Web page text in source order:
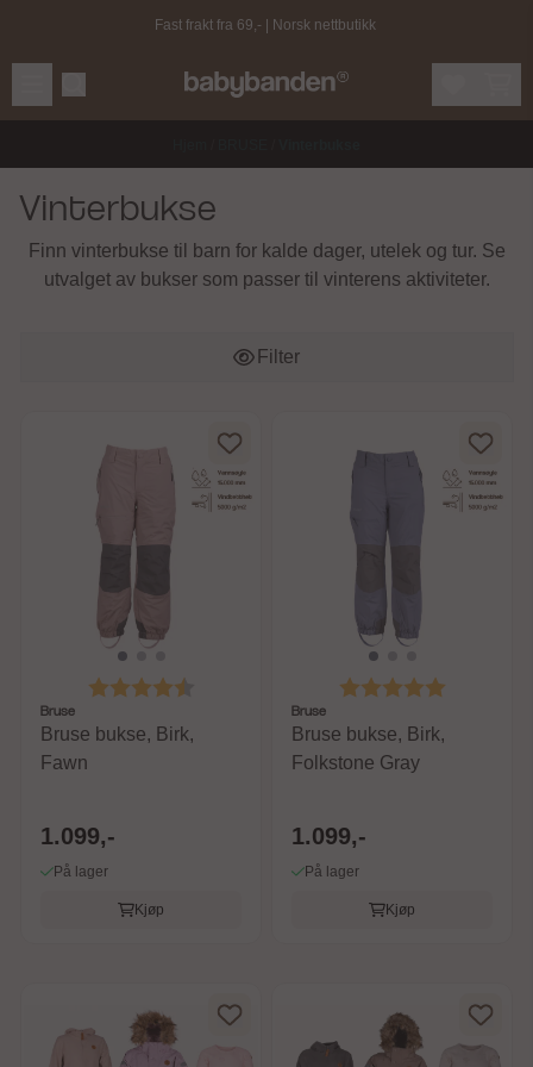
Fast frakt fra 69,- | Norsk nettbutikk
Vinterbukse
Finn vinterbukse til barn for kalde dager, utelek og tur. Se
utvalget av bukser som passer til vinterens aktiviteter.
Filter
Karakter:
Bruse
Bruse bukse, Birk,
Fawn
1.099,-
På lager
Kjøp
Karakter:
Bruse
Bruse bukse, Birk,
Folkstone Gray
1.099,-
På lager
Kjøp